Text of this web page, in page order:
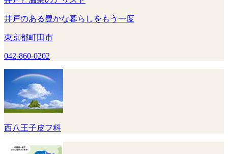
井戸のある豊かな暮らしをもう一度
東京都町田市
042-860-0202
西八王子皮フ科